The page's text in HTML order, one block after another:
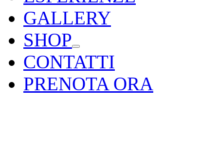
GALLERY
SHOP
CONTATTI
PRENOTA ORA